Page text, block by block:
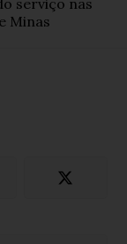
serviço nas
Minas